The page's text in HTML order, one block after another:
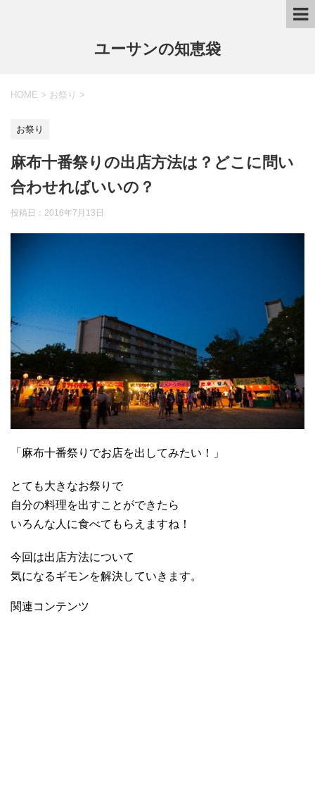
ユーサンの知恵袋
HOME > お祭り >
お祭り
麻布十番祭りの出店方法は？どこに問い
合わせればいいの？
投稿日： 2016年7月13日
「麻布十番祭りでお店を出してみたい！」
とても大きなお祭りで
自分の料理を出すことができたら
いろんな人に食べてもらえますね！
今回は出店方法について
気になるギモンを解決していきます。
関連コンテンツ